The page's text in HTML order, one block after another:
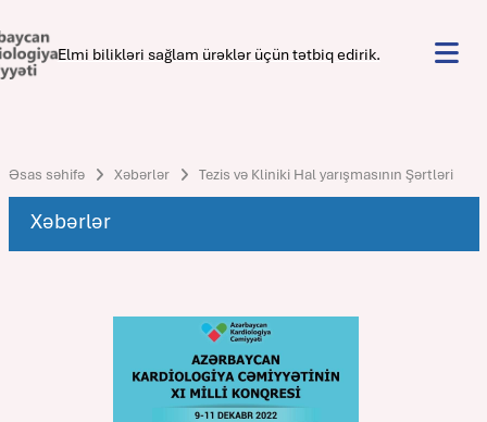
Elmi bilikləri sağlam ürəklər üçün tətbiq edirik.
Əsas səhifə Xəbərlər Tezis və Kliniki Hal yarışmasının Şərtləri
Xəbərlər